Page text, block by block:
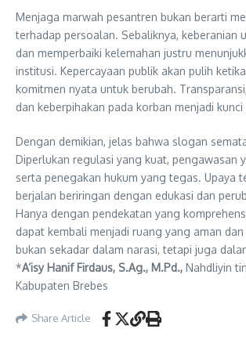
Menjaga marwah pesantren bukan berarti
terhadap persoalan. Sebaliknya, keberanian
dan memperbaiki kelemahan justru
institusi. Kepercayaan publik akan pulih
komitmen nyata untuk berubah.
dan keberpihakan pada korban menjadi kunci
Dengan demikian, jelas bahwa slogan
Diperlukan regulasi yang kuat, pengawasan
serta penegakan hukum yang tegas. Upaya
berjalan beriringan dengan edukasi dan
Hanya dengan pendekatan yang
dapat kembali menjadi ruang yang aman
bukan sekadar dalam narasi, tetapi juga
*A’isy Hanif Firdaus, S.Ag., M.Pd., Nahdliyin
Kabupaten Brebes
Share Article